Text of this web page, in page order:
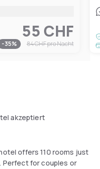
55 CHF
-35% 84 CHFpro Nacht
akzeptiert
offers 110 rooms just
Perfect for couples or